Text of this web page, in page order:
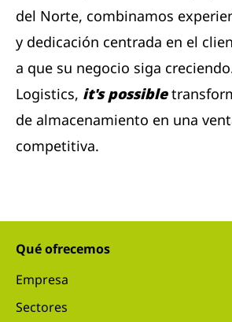
del Norte, combinamos
y dedicación centrada en el
a que su negocio siga
Logistics, it's possible
de almacenamiento en una
competitiva.
Qué ofrecemos
Empresa
Sectores